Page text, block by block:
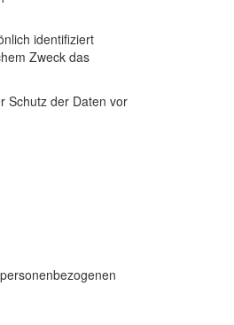
identifiziert
Zweck das
Schutz der Daten vor